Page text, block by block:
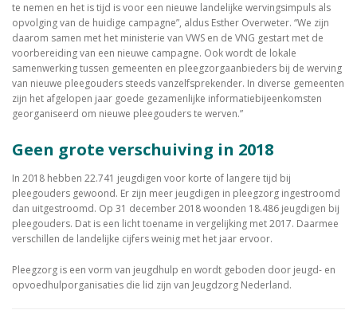
te nemen en het is tijd is voor een nieuwe landelijke wervingsimpuls als
opvolging van de huidige campagne”, aldus Esther Overweter. “We zijn
daarom samen met het ministerie van VWS en de VNG gestart met de
voorbereiding van een nieuwe campagne. Ook wordt de lokale
samenwerking tussen gemeenten en pleegzorgaanbieders bij de werving
van nieuwe pleegouders steeds vanzelfsprekender. In diverse gemeenten
zijn het afgelopen jaar goede gezamenlijke informatiebijeenkomsten
georganiseerd om nieuwe pleegouders te werven.”
Geen grote verschuiving in 2018
In 2018 hebben 22.741 jeugdigen voor korte of langere tijd bij
pleegouders gewoond. Er zijn meer jeugdigen in pleegzorg ingestroomd
dan uitgestroomd. Op 31 december 2018 woonden 18.486 jeugdigen bij
pleegouders. Dat is een licht toename in vergelijking met 2017. Daarmee
verschillen de landelijke cijfers weinig met het jaar ervoor.
Pleegzorg is een vorm van jeugdhulp en wordt geboden door jeugd- en
opvoedhulp­organisaties die lid zijn van Jeugdzorg Nederland.